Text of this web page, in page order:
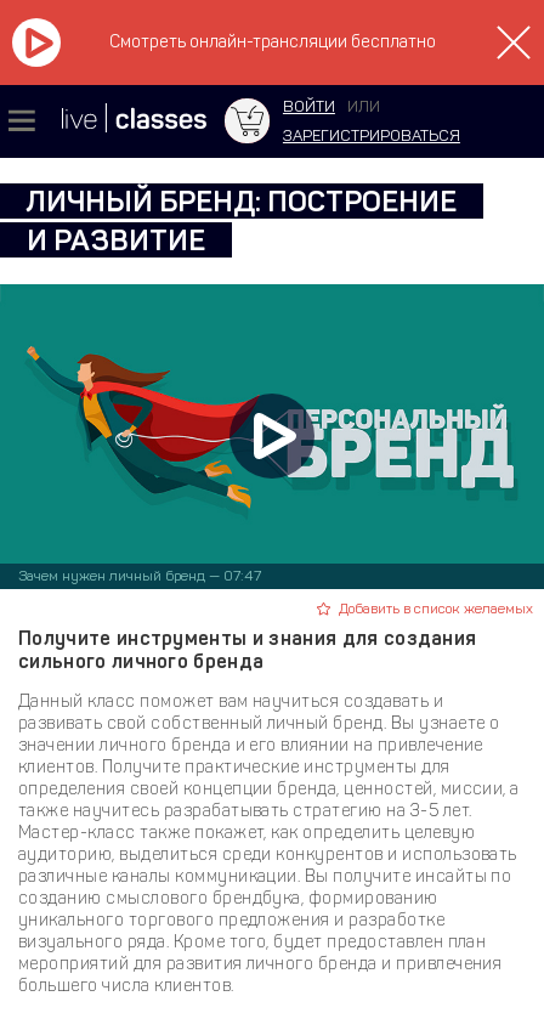
Смотреть онлайн-трансляции бесплатно
ВОЙТИ
ИЛИ
ЗАРЕГИСТРИРОВАТЬСЯ
ЛИЧНЫЙ БРЕНД: ПОСТРОЕНИЕ
И РАЗВИТИЕ
Зачем нужен личный бренд — 07:47
Добавить в список желаемых
Получите инструменты и знания для создания
сильного личного бренда
Данный класс поможет вам научиться создавать и
развивать свой собственный личный бренд. Вы узнаете о
значении личного бренда и его влиянии на привлечение
клиентов. Получите практические инструменты для
определения своей концепции бренда, ценностей, миссии, а
также научитесь разрабатывать стратегию на 3-5 лет.
Мастер-класс также покажет, как определить целевую
аудиторию, выделиться среди конкурентов и использовать
различные каналы коммуникации. Вы получите инсайты по
созданию смыслового брендбука, формированию
уникального торгового предложения и разработке
визуального ряда. Кроме того, будет предоставлен план
мероприятий для развития личного бренда и привлечения
большего числа клиентов.